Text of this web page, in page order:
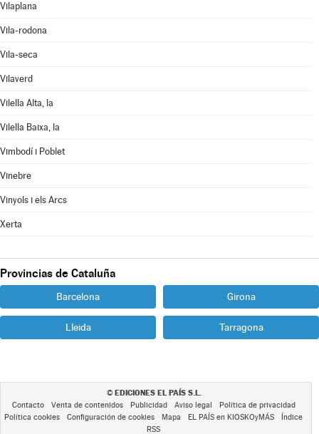
Vilaplana
Vila-rodona
Vila-seca
Vilaverd
Vilella Alta, la
Vilella Baixa, la
Vimbodí i Poblet
Vinebre
Vinyols i els Arcs
Xerta
Provincias de Cataluña
Barcelona Girona
Lleida Tarragona
© EDICIONES EL PAÍS S.L.
Contacto Venta de contenidos Publicidad Aviso legal
Política de privacidad
Política cookies
Configuración de cookies Mapa EL PAÍS en KIOSKOyMÁS
Índice
RSS